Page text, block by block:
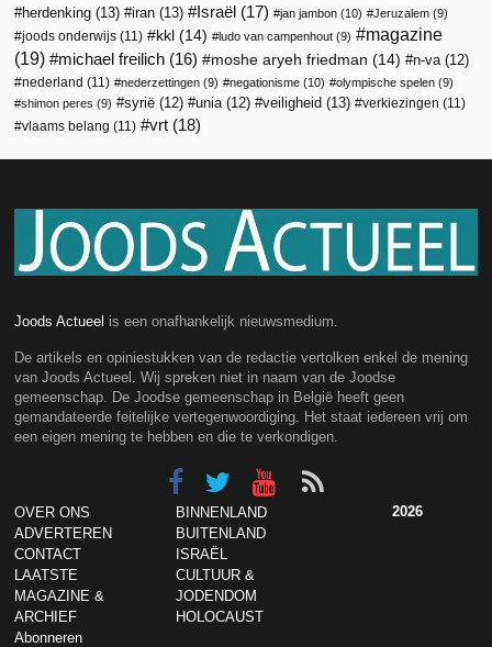
herdenking (13) iran (13) Israël (17) jan jambon (10) Jeruzalem (9)
joods onderwijs (11) kkl (14) ludo van campenhout (9)
magazine
(19)
michael freilich (16) moshe aryeh friedman (14) n-va(12)
nederland (11) nederzettingen (9) negationisme (10) olympische spelen (9)
shimon peres (9) syrië (12) unia(12) veiligheid (13) verkiezingen (11)
vlaams belang (11) vrt (18)
Joods Actueel is een onafhankelijk nieuwsmedium.
De artikels en opiniestukken van de redactie vertolken enkel de mening
van Joods Actueel. Wij spreken niet in naam van de Joodse
gemeenschap. De Joodse gemeenschap in België heeft geen
gemandateerde feitelijke vertegenwoordiging. Het staat iedereen vrij om
een eigen mening te hebben en die te verkondigen.
OVER ONS
ADVERTEREN
CONTACT
LAATSTE
MAGAZINE &
ARCHIEF
Abonneren
BINNENLAND
BUITENLAND
ISRAËL
CULTUUR &
JODENDOM
HOLOCAUST
2026